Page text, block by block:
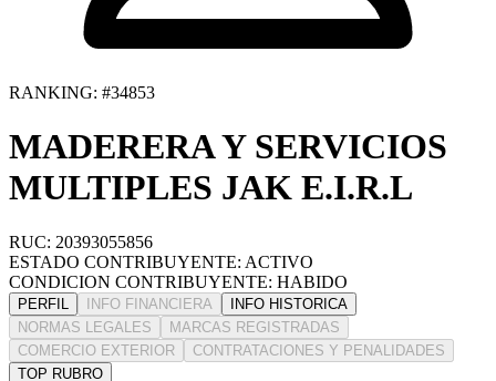
RANKING: #34853
MADERERA Y SERVICIOS
MULTIPLES JAK E.I.R.L
RUC: 20393055856
ESTADO CONTRIBUYENTE: ACTIVO
CONDICION CONTRIBUYENTE: HABIDO
PERFIL INFO FINANCIERA
INFO HISTORICA
NORMAS LEGALES
MARCAS REGISTRADAS
COMERCIO EXTERIOR
CONTRATACIONES Y PENALIDADES
TOP RUBRO